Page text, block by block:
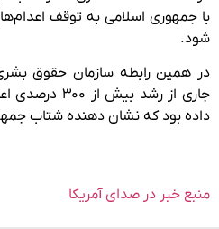
با جمهوری اسلامی به توقف
شود.
در همین رابطه سازمان حقوق
جاری از رشد
داده بود که نشان دهنده شتاب
منبع خبر در صدای آمریکا